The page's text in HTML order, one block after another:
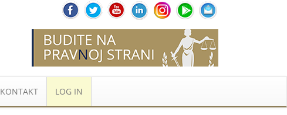
KONTAKT LOG IN